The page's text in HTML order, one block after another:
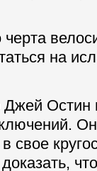
на
Остин
свое